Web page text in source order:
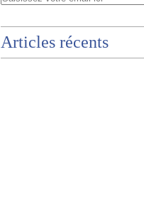
Articles récents